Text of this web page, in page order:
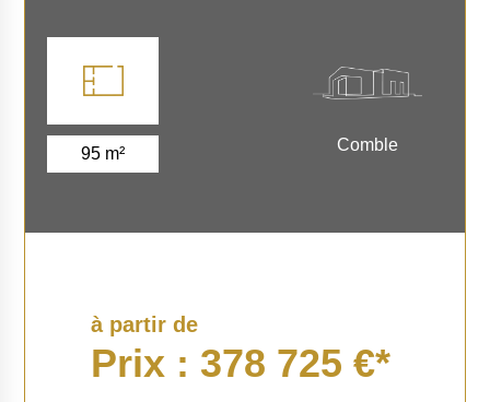
95 m² Comble
à partir de
Prix : 378 725 €*